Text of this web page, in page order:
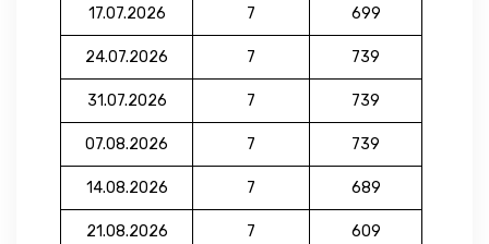
17.07.2026 7 699
24.07.2026 7 739
31.07.2026 7 739
07.08.2026 7 739
14.08.2026 7 689
21.08.2026 7 609